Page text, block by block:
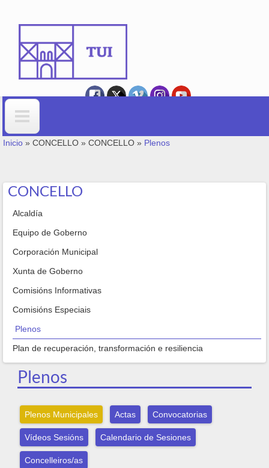
Formulario de busca
VOSTEDE ESTÁ AQUÍ
Inicio » CONCELLO » CONCELLO » Plenos
CONCELLO
Alcaldía
Equipo de Goberno
Corporación Municipal
Xunta de Goberno
Comisións Informativas
Comisións Especiais
Plenos
Plan de recuperación, transformación e resiliencia
Plenos
Plenos Municipales Actas Convocatorias
Vídeos Sesións Calendario de Sesiones
Concelleiros/as